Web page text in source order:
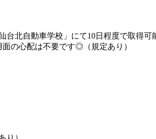
北自動車学校」にて10日程度で取得可
の心配は不要です◎（規定あり）